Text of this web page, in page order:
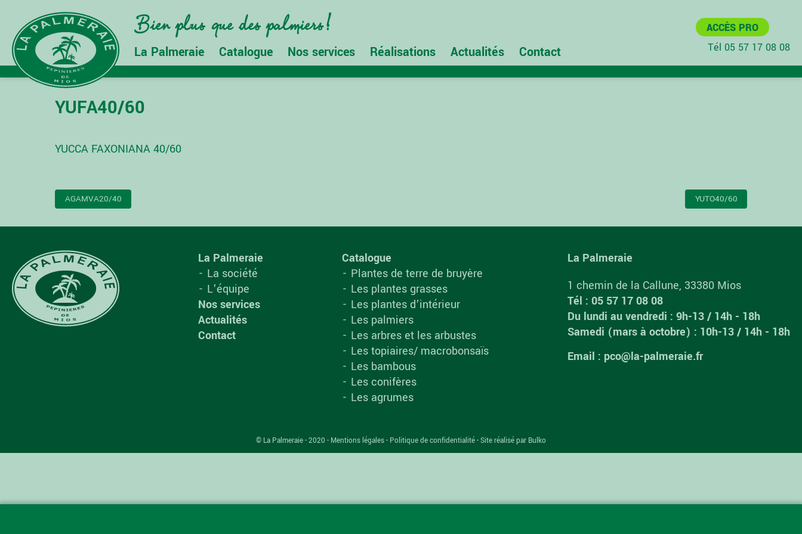
La Palmeraie Catalogue Nos services Réalisations Actualités Contact
ACCÈS PRO
Tél 05 57 17 08 08
YUFA40/60
YUCCA FAXONIANA 40/60
NAVIGATION
AGAMVA20/40 YUTO40/60
La Palmeraie
La société
L’équipe
Nos services
Actualités
Contact
Catalogue
Plantes de terre de bruyère
Les plantes grasses
Les plantes d’intérieur
Les palmiers
Les arbres et les arbustes
Les topiaires/ macrobonsaïs
Les bambous
Les conifères
Les agrumes
La Palmeraie
1 chemin de la Callune, 33380 Mios
Tél : 05 57 17 08 08
Du lundi au vendredi : 9h-13 / 14h - 18h
Samedi (mars à octobre) : 10h-13 / 14h - 18h
Email : pco@la-palmeraie.fr
© La Palmeraie - 2020 - Mentions légales- Politique de confidentialité-Site réalisé par Bulko